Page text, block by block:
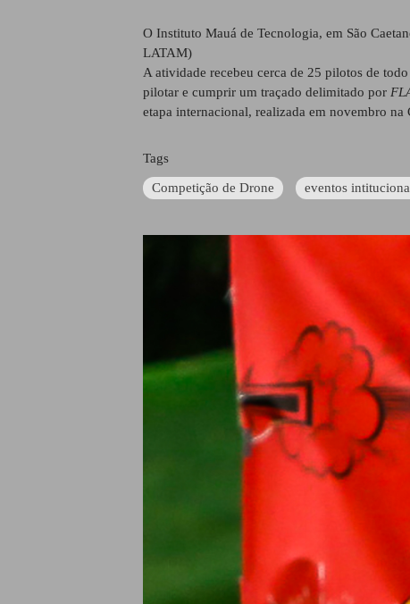
O Instituto Mauá de Tecnologia, em São
LATAM)
A atividade recebeu cerca de 25 pilotos de
pilotar e cumprir um traçado delimitado por
etapa internacional, realizada em novembro na
Tags
Competição de Drone eventos